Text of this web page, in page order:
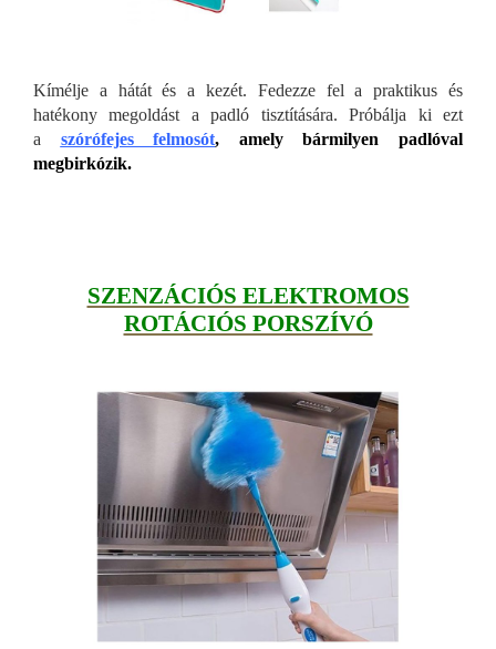
Kímélje a hátát és a kezét. Fedezze fel a praktikus és
hatékony megoldást a padló tisztítására. Próbálja ki ezt
a szórófejes felmosót, amely bármilyen padlóval
megbirkózik.
SZENZÁCIÓS ELEKTROMOS
ROTÁCIÓS PORSZÍVÓ